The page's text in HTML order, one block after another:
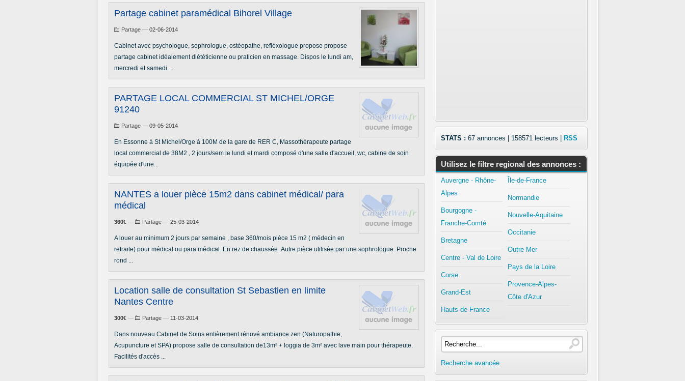
Partage cabinet paramédical Bihorel Village
Partage — 02-06-2014
Cabinet avec psychologue, sophrologue, ostéopathe, refléxologue propose propose
partage cabinet idéalement diététicienne ou praticien en massage. Dispos le lundi am,
mercredi et samedi. ...
PARTAGE LOCAL COMMERCIAL ST MICHEL/ORGE
91240
Partage — 09-05-2014
En Essonne à St Michel/Orge à 100M de la gare de RER C, Massothérapeute partage
local commercial de 38M2 , 2 jours/sem le lundi et mardi composé d'une salle d'accueil, wc, cabine de soin
équipée d'une...
NANTES a louer pièce 15m2 dans cabinet médical/ para
médical
360€ — Partage — 25-03-2014
A louer au minimum 2 jours par semaine , base 360/mois pièce 15 m2 ( médecin en
retraite) pour médical ou para médical. En rez de chaussée .Autre pièce utilisée par une sophrologue. Proche
rond ...
Location salle de consultation St Sebastien en limite
Nantes Centre
300€ — Partage — 11-03-2014
Dans nouveau Cabinet de Soins entièrement rénové ambiance zen (Naturopathie,
Acupuncture et SPA) propose salle de consultation de13m² + loggia de 3m² avec lave main pour thérapeute.
Facilités d'accès ...
STATS : 67 annonces | 158571 lecteurs | RSS
Utilisez le filtre regional des annonces :
Auvergne - Rhône-
Alpes
Bourgogne -
Franche-Comté
Bretagne
Centre - Val de Loire
Corse
Grand-Est
Hauts-de-France
Île-de-France
Normandie
Nouvelle-Aquitaine
Occitanie
Outre Mer
Pays de la Loire
Provence-Alpes-
Côte d'Azur
Recherche avancée